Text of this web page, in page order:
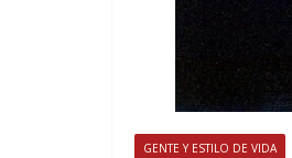
GENTE Y ESTILO DE VIDA